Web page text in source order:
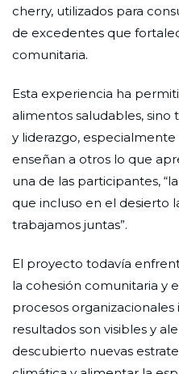
cherry, utilizados para
de excedentes que
comunitaria.
Esta experiencia ha
alimentos saludables,
y liderazgo,
enseñan a otros lo que
una de las participantes,
que incluso en el desierto
trabajamos juntas”.
El proyecto todavía
la cohesión comunitaria y
procesos
resultados son visibles y
descubierto nuevas